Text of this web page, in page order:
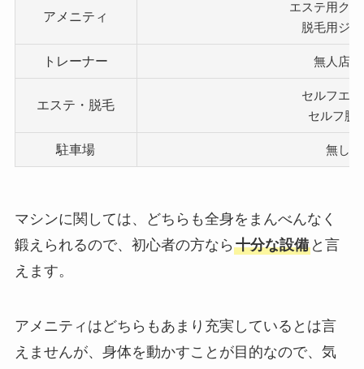
アメニティ
エステ用ク
脱毛用ジ
トレーナー 無人店舗
エステ・脱毛
セルフエ
セルフ脱
駐車場 無し
マシンに関しては、どちらも全身をまんべんなく
鍛えられるので、初心者の方なら 十分な設備と言
えます。
アメニティはどちらもあまり充実しているとは言
えませんが、身体を動かすことが目的なので、気